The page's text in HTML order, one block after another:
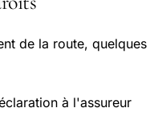
de la route, quelques
à l'assureur